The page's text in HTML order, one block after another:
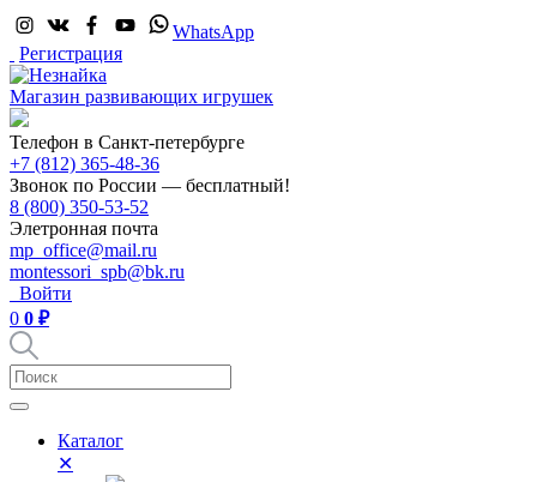
WhatsApp
Регистрация
Магазин развивающих игрушек
Телефон в Санкт-петербурге
+7 (812) 365-48-36
Звонок по России — бесплатный!
8 (800) 350-53-52
Элетронная почта
mp_office@mail.ru
montessori_spb@bk.ru
Войти
0 0 ₽
Каталог
✕